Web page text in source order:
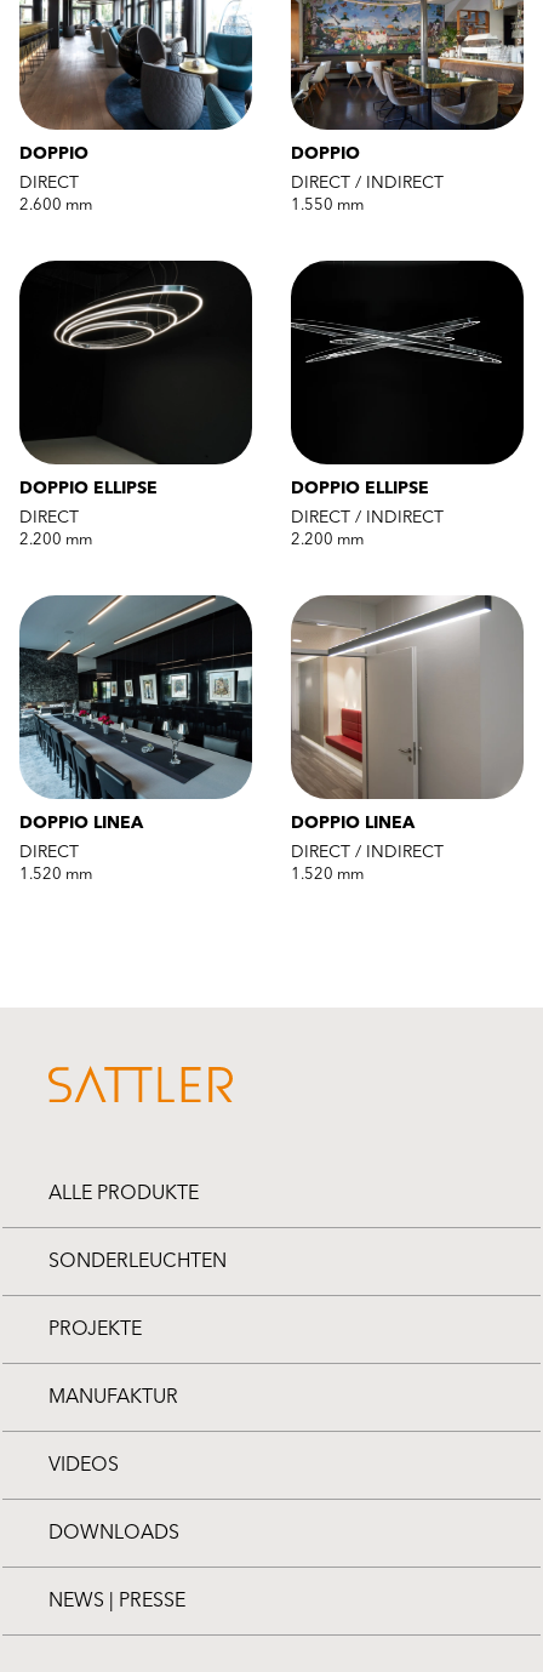
DOPPIO
DIRECT
2.600 mm
DOPPIO
DIRECT / INDIRECT
1.550 mm
DOPPIO ELLIPSE
DIRECT
2.200 mm
DOPPIO ELLIPSE
DIRECT / INDIRECT
2.200 mm
DOPPIO LINEA
DIRECT
1.520 mm
DOPPIO LINEA
DIRECT / INDIRECT
1.520 mm
ALLE PRODUKTE
SONDERLEUCHTEN
PROJEKTE
MANUFAKTUR
VIDEOS
DOWNLOADS
NEWS | PRESSE